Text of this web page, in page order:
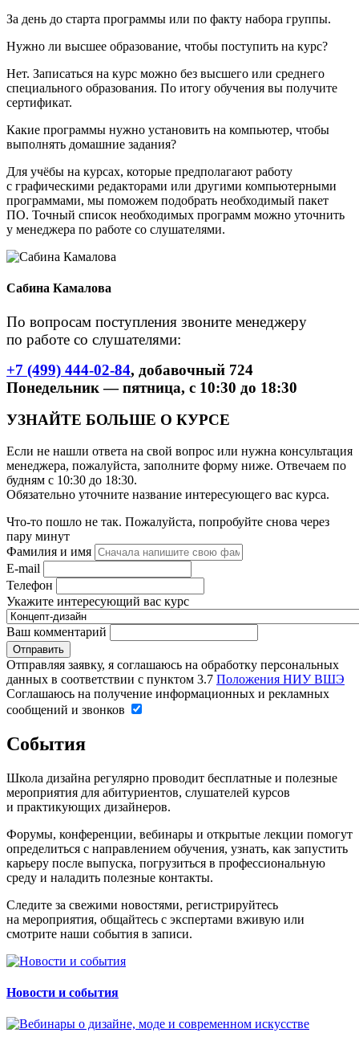
За день до старта программы или по факту набора группы.
Нужно ли высшее образование, чтобы поступить на курс?
Нет. Записаться на курс можно без высшего или среднего
специального образования. По итогу обучения вы получите
сертификат.
Какие программы нужно установить на компьютер, чтобы
выполнять домашние задания?
Для учёбы на курсах, которые предполагают работу
с графическими редакторами или другими компьютерными
программами, мы поможем подобрать необходимый пакет
ПО. Точный список необходимых программ можно уточнить
у менеджера по работе со слушателями.
Сабина Камалова
По вопросам поступления звоните менеджеру
по работе со слушателями:
+7 (499) 444-02-84, добавочный 724
Понедельник — пятница, с 10:30 до 18:30
УЗНАЙТЕ БОЛЬШЕ О КУРСЕ
Если не нашли ответа на свой вопрос или нужна консультация
менеджера, пожалуйста, заполните форму ниже. Отвечаем по
будням с 10:30 до 18:30.
Обязательно уточните название интересующего вас курса.
Что-то пошло не так. Пожалуйста, попробуйте снова через
пару минут
Фамилия и имя
E-mail
Телефон
Укажите интересующий вас курс
Ваш комментарий
Отправляя заявку, я соглашаюсь на обработку персональных
данных в соответствии с пунктом 3.7 Положения НИУ ВШЭ
Соглашаюсь на получение информационных и рекламных
сообщений и звонков
События
Школа дизайна регулярно проводит бесплатные и полезные
мероприятия для абитуриентов, слушателей курсов
и практикующих дизайнеров.
Форумы, конференции, вебинары и открытые лекции помогут
определиться с направлением обучения, узнать, как запустить
карьеру после выпуска, погрузиться в профессиональную
среду и наладить полезные контакты.
Следите за свежими новостями, регистрируйтесь
на мероприятия, общайтесь с экспертами вживую или
смотрите наши события в записи.
Новости и события